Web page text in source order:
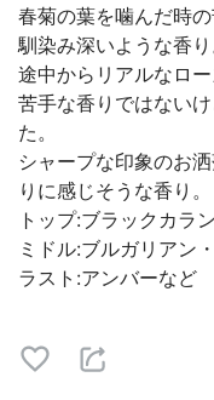
春菊の葉を噛んだ時の
馴染み深いような香り
途中からリアルなロー
苦手な香りではない
た。
シャープな印象のお
りに感じそうな香り。
トップ:ブラックカラ
ミドル:ブルガリアン
ラスト:アンバーなど